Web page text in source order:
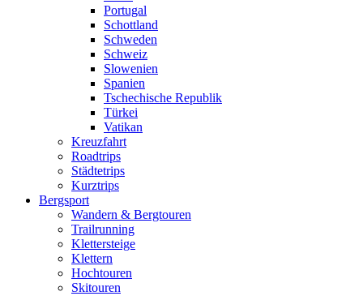
Portugal
Schottland
Schweden
Schweiz
Slowenien
Spanien
Tschechische Republik
Türkei
Vatikan
Kreuzfahrt
Roadtrips
Städtetrips
Kurztrips
Bergsport
Wandern & Bergtouren
Trailrunning
Klettersteige
Klettern
Hochtouren
Skitouren